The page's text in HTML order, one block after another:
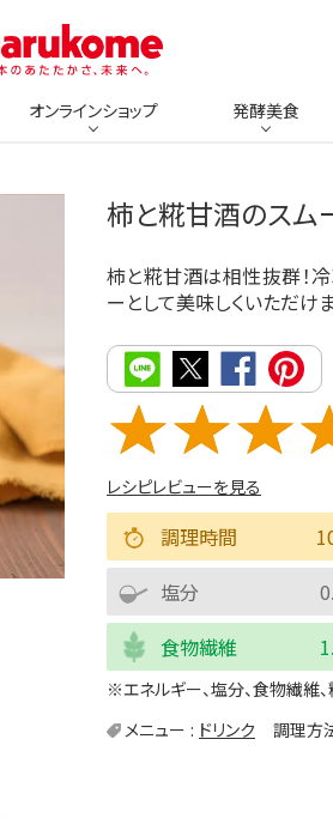
オンラインショップ 発酵美食
柿と糀甘酒のスム
柿と糀甘酒は相性抜群！
ーとして美味しくいただけま
レシピレビューを見る
調理時間
塩分
食物繊維
※エネルギー、塩分、食物繊維
メニュー
ドリンク 調理方